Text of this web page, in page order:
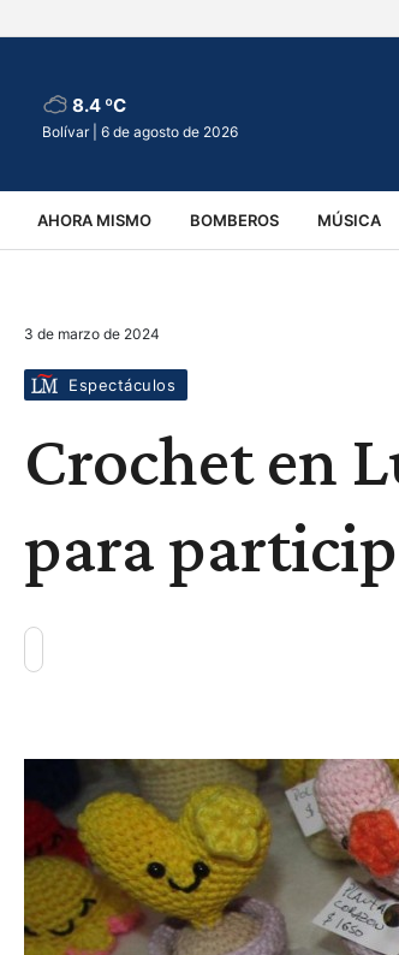
8.4 ºC
Bolívar | 6 de agosto de 2026
AHORA MISMO BOMBEROS MÚSICA
VIRALES ACCIDENTES
3 de marzo de 2024
Espectáculos
Crochet en
para